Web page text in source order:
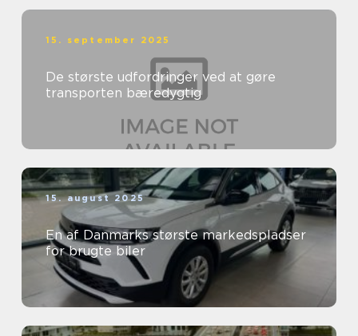
15. september 2025
De største udfordringer ved at gøre
transporten bæredygtig
15. august 2025
En af Danmarks største markedspladser
for brugte biler